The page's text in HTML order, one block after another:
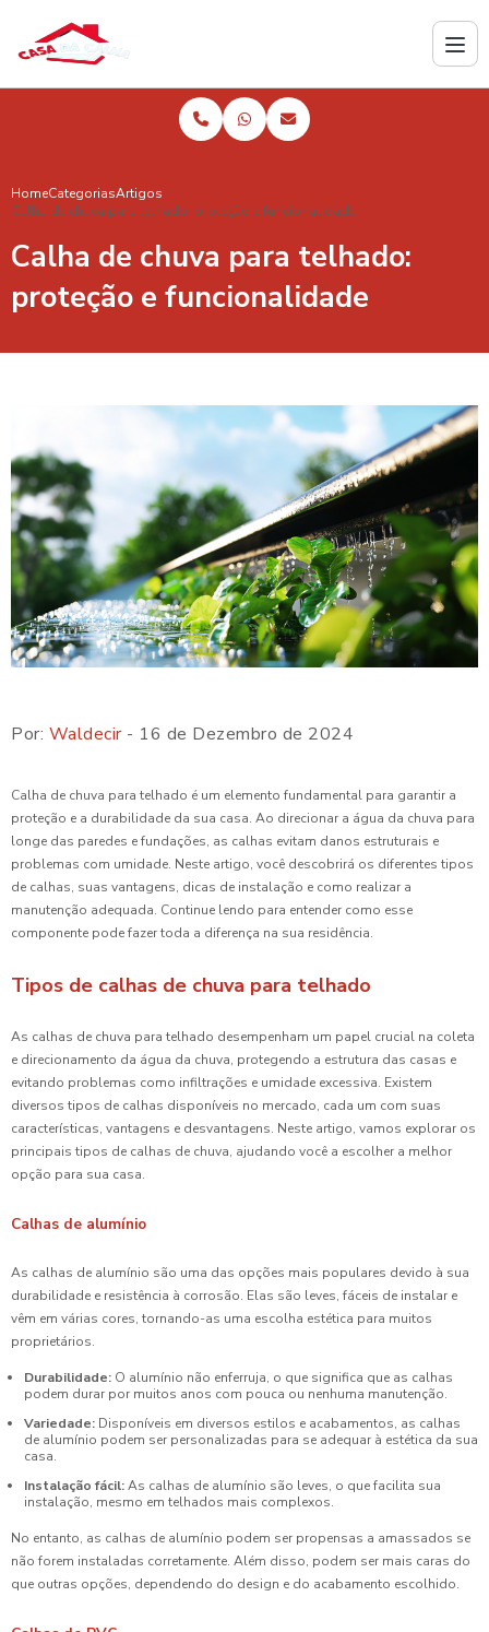
HomeCategoriasArtigos
Calha de chuva para telhado: proteção e funcionalidade
Calha de chuva para telhado:
proteção e funcionalidade
Por: Waldecir- 16 de Dezembro de 2024
Calha de chuva para telhado é um elemento fundamental para garantir a
proteção e a durabilidade da sua casa. Ao direcionar a água da chuva para
longe das paredes e fundações, as calhas evitam danos estruturais e
problemas com umidade. Neste artigo, você descobrirá os diferentes tipos
de calhas, suas vantagens, dicas de instalação e como realizar a
manutenção adequada. Continue lendo para entender como esse
componente pode fazer toda a diferença na sua residência.
Tipos de calhas de chuva para telhado
As calhas de chuva para telhado desempenham um papel crucial na coleta
e direcionamento da água da chuva, protegendo a estrutura das casas e
evitando problemas como infiltrações e umidade excessiva. Existem
diversos tipos de calhas disponíveis no mercado, cada um com suas
características, vantagens e desvantagens. Neste artigo, vamos explorar os
principais tipos de calhas de chuva, ajudando você a escolher a melhor
opção para sua casa.
Calhas de alumínio
As calhas de alumínio são uma das opções mais populares devido à sua
durabilidade e resistência à corrosão. Elas são leves, fáceis de instalar e
vêm em várias cores, tornando-as uma escolha estética para muitos
proprietários.
Durabilidade: O alumínio não enferruja, o que significa que as calhas
podem durar por muitos anos com pouca ou nenhuma manutenção.
Variedade: Disponíveis em diversos estilos e acabamentos, as calhas
de alumínio podem ser personalizadas para se adequar à estética da sua
casa.
Instalação fácil:As calhas de alumínio são leves, o que facilita sua
instalação, mesmo em telhados mais complexos.
No entanto, as calhas de alumínio podem ser propensas a amassados se
não forem instaladas corretamente. Além disso, podem ser mais caras do
que outras opções, dependendo do design e do acabamento escolhido.